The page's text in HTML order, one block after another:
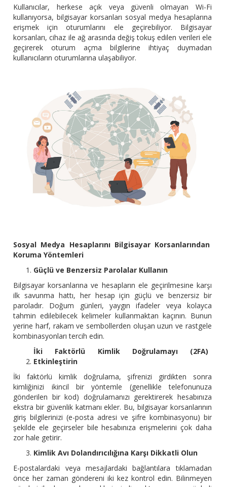
Kullanıcılar, herkese açık veya güvenli olmayan Wi-Fi
kullanıyorsa, bilgisayar korsanları sosyal medya hesaplarına
erişmek için oturumlarını ele geçirebiliyor. Bilgisayar
korsanları, cihaz ile ağ arasında değiş tokuş edilen verileri ele
geçirerek oturum açma bilgilerine ihtiyaç duymadan
kullanıcıların oturumlarına ulaşabiliyor.
Sosyal Medya Hesaplarını Bilgisayar Korsanlarından
Koruma Yöntemleri
Güçlü ve Benzersiz Parolalar Kullanın
Bilgisayar korsanlarına ve hesapların ele geçirilmesine karşı
ilk savunma hattı, her hesap için güçlü ve benzersiz bir
paroladır. Doğum günleri, yaygın ifadeler veya kolayca
tahmin edilebilecek kelimeler kullanmaktan kaçının. Bunun
yerine harf, rakam ve sembollerden oluşan uzun ve rastgele
kombinasyonları tercih edin.
İki Faktörlü Kimlik Doğrulamayı (2FA)
Etkinleştirin
İki faktörlü kimlik doğrulama, şifrenizi girdikten sonra
kimliğinizi ikincil bir yöntemle (genellikle telefonunuza
gönderilen bir kod) doğrulamanızı gerektirerek hesabınıza
ekstra bir güvenlik katmanı ekler. Bu, bilgisayar korsanlarının
giriş bilgilerinizi (e-posta adresi ve şifre kombinasyonu) bir
şekilde ele geçirseler bile hesabınıza erişmelerini çok daha
zor hale getirir.
Kimlik Avı Dolandırıcılığına Karşı Dikkatli Olun
E-postalardaki veya mesajlardaki bağlantılara tıklamadan
önce her zaman göndereni iki kez kontrol edin. Bilinmeyen